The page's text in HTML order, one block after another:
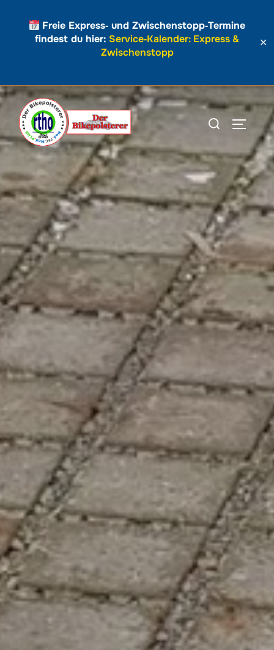
Zum
Inhalt
springen
Freie Express‑ und Zwischenstopp‑Termine
findest du hier: Service‑Kalender: Express &
Zwischenstopp
✕
Suchen